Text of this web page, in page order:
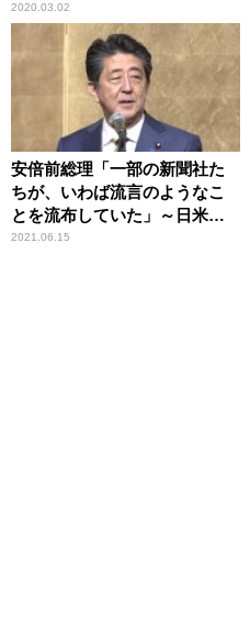
2020.03.02
安倍前総理「一部の新聞社た
ちが、いわば流言のようなこ
とを流布していた」～日米同
盟の信頼回復における労苦を
2021.06.15